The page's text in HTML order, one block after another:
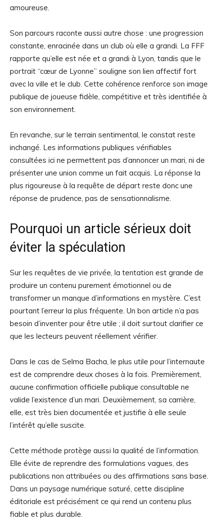
amoureuse.
Son parcours raconte aussi autre chose : une progression
constante, enracinée dans un club où elle a grandi. La FFF
rapporte qu’elle est née et a grandi à Lyon, tandis que le
portrait “cœur de Lyonne” souligne son lien affectif fort
avec la ville et le club. Cette cohérence renforce son image
publique de joueuse fidèle, compétitive et très identifiée à
son environnement.
En revanche, sur le terrain sentimental, le constat reste
inchangé. Les informations publiques vérifiables
consultées ici ne permettent pas d’annoncer un mari, ni de
présenter une union comme un fait acquis. La réponse la
plus rigoureuse à la requête de départ reste donc une
réponse de prudence, pas de sensationnalisme.
Pourquoi un article sérieux doit
éviter la spéculation
Sur les requêtes de vie privée, la tentation est grande de
produire un contenu purement émotionnel ou de
transformer un manque d’informations en mystère. C’est
pourtant l’erreur la plus fréquente. Un bon article n’a pas
besoin d’inventer pour être utile ; il doit surtout clarifier ce
que les lecteurs peuvent réellement vérifier.
Dans le cas de Selma Bacha, le plus utile pour l’internaute
est de comprendre deux choses à la fois. Premièrement,
aucune confirmation officielle publique consultable ne
valide l’existence d’un mari. Deuxièmement, sa carrière,
elle, est très bien documentée et justifie à elle seule
l’intérêt qu’elle suscite.
Cette méthode protège aussi la qualité de l’information.
Elle évite de reprendre des formulations vagues, des
publications non attribuées ou des affirmations sans base.
Dans un paysage numérique saturé, cette discipline
éditoriale est précisément ce qui rend un contenu plus
fiable et plus durable.